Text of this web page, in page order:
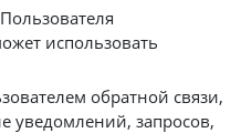
использовать
обратной связи,
уведомлений, запросов,